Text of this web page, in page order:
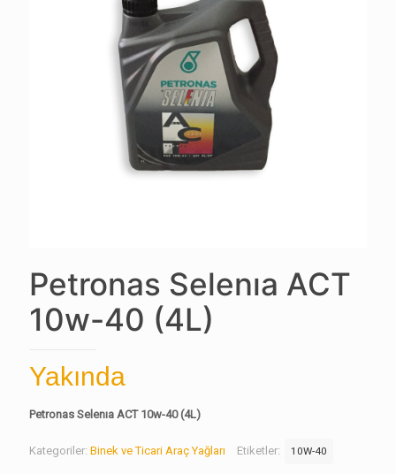
Petronas Selenıa ACT
10w-40 (4L)
Yakında
Petronas Selenıa ACT 10w-40 (4L)
Kategoriler: Binek ve Ticari Araç Yağları Etiketler: 10W-40